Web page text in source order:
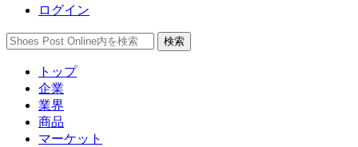
ログイン
トップ
企業
業界
商品
マーケット